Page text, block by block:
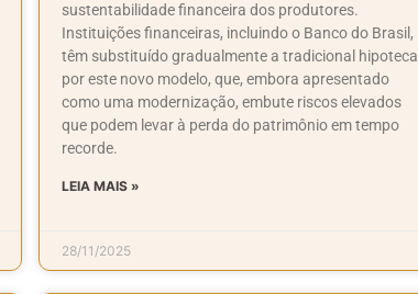
sustentabilidade financeira dos produtores.
Instituições financeiras, incluindo o Banco do Brasil,
têm substituído gradualmente a tradicional hipoteca
por este novo modelo, que, embora apresentado
como uma modernização, embute riscos elevados
que podem levar à perda do patrimônio em tempo
recorde.
LEIA MAIS »
28/11/2025